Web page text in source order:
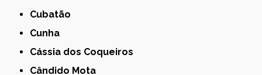
Cubatão
Cunha
Cássia dos Coqueiros
Cândido Mota